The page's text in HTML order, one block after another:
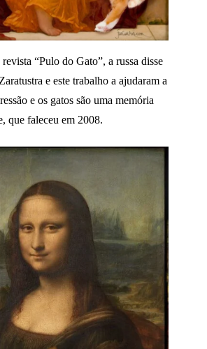
“Pulo do Gato”, a russa disse
e este trabalho a ajudaram a
e os gatos são uma memória
que faleceu em 2008.